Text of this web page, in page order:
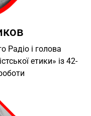
Радіо і голова
етики» із 42-